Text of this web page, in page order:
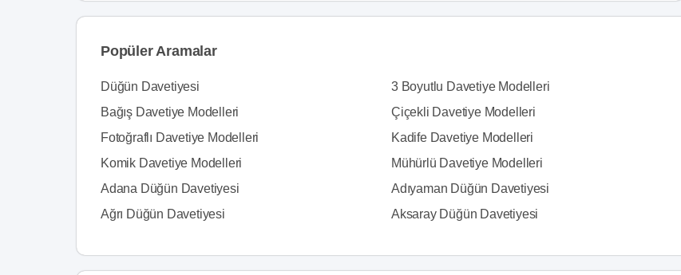
Popüler Aramalar
Düğün Davetiyesi 3 Boyutlu Davetiye Modelleri
Bağış Davetiye Modelleri
Çiçekli Davetiye Modelleri
Fotoğraflı Davetiye Modelleri
Kadife Davetiye Modelleri
Komik Davetiye Modelleri
Mühürlü Davetiye Modelleri
Adana Düğün Davetiyesi
Adıyaman Düğün Davetiyesi
Ağrı Düğün Davetiyesi
Aksaray Düğün Davetiyesi